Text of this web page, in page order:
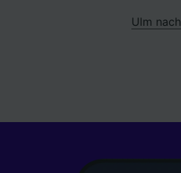
Ulm nach